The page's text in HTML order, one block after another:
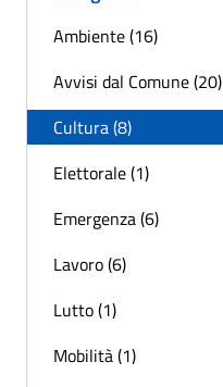
Ambiente (16)
Avvisi dal Comune (20)
Cultura (8)
Elettorale (1)
Emergenza (6)
Lavoro (6)
Lutto (1)
Mobilità (1)